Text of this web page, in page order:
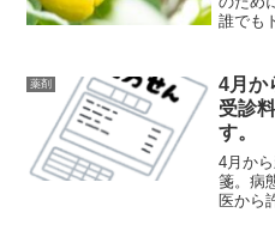
誰でも
いてか
薬剤
4月か
受診
す。
4月か
箋。病
医から